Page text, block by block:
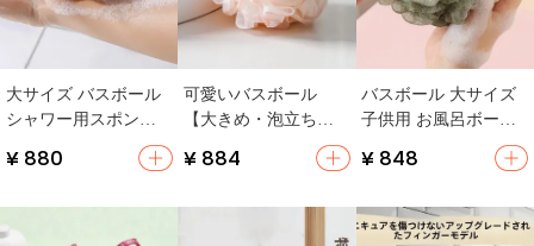
大サイズ バスボール
シャワー用スポンジ
【可愛いデザイン・
泡立ち良好・ボディ
¥ 880
可愛いバスボール
【大きめ・泡立ち良
¥ 884
バスボール 大サイズ
子供用 お風呂ボール
¥ 848